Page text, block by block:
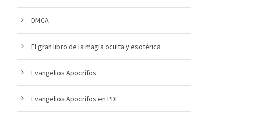
DMCA
El gran libro de la magia oculta y esotérica
Evangelios Apocrifos
Evangelios Apocrifos en PDF